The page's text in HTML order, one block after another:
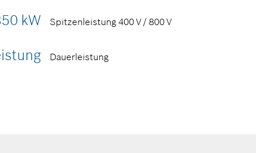
kW Spitzenleistung 400 V / 800 V
Dauerleistung